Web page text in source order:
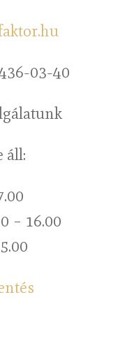
03-40
áll:
– 16.00